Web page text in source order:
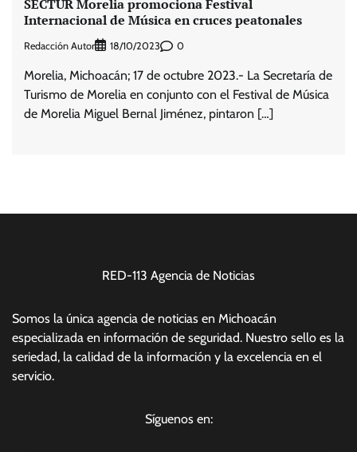
SECTUR Morelia promociona Festival
Internacional de Música en cruces peatonales
Redacción Autor 18/10/2023 0
Morelia, Michoacán; 17 de octubre 2023.- La Secretaría de
Turismo de Morelia en conjunto con el Festival de Música
de Morelia Miguel Bernal Jiménez, pintaron […]
RED-113 Agencia de Noticias
Somos la única agencia de noticias en Michoacán
especializada en información de seguridad. Nuestro sello es la
seriedad, la calidad de la información y la excelencia en el
servicio.
Síguenos en: